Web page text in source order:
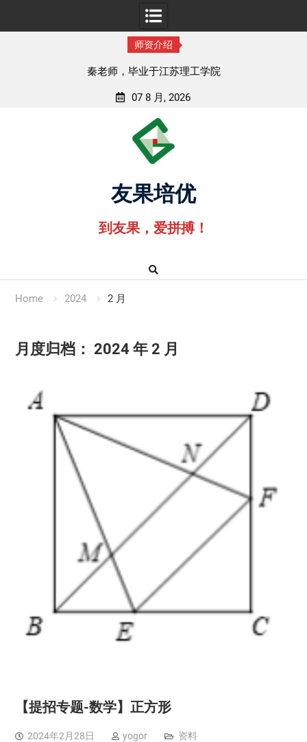
师资介绍
秦老师，毕业于江苏理工学院
07 8 月, 2026
友果培优
到友果，爱拼搏！
Home 2024 2 月
月度归档： 2024 年 2 月
【提招专题-数学】正方形
2024年2月28日 yogor 资料